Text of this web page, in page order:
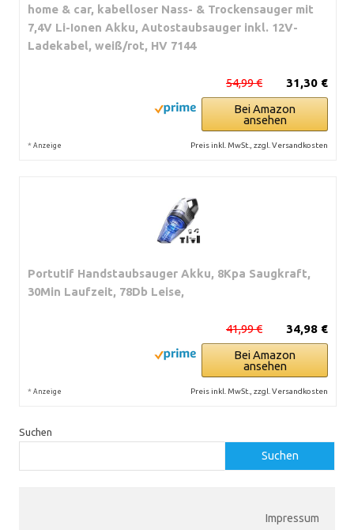
home & car, kabelloser Nass- & Trockensauger mit
7,4V Li-Ionen Akku, Autostaubsauger inkl. 12V-
Ladekabel, weiß/rot, HV 7144
31,30 €
54,99 €
Bei Amazon
ansehen
* Anzeige Preis inkl. MwSt., zzgl. Versandkosten
Portutif Handstaubsauger Akku, 8Kpa Saugkraft,
30Min Laufzeit, 78Db Leise,
34,98 €
41,99 €
Bei Amazon
ansehen
* Anzeige Preis inkl. MwSt., zzgl. Versandkosten
Suchen
Suchen
Impressum